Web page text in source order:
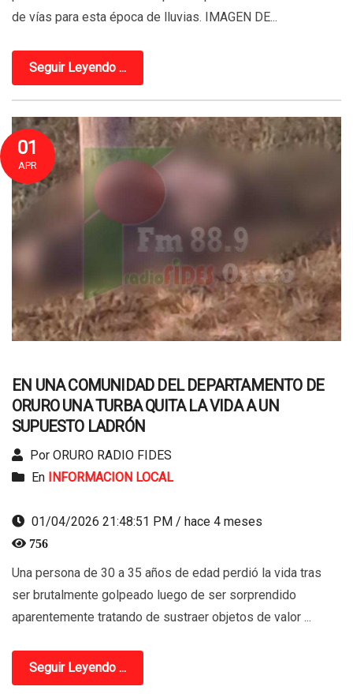
de vías para esta época de lluvias. IMAGEN DE...
Seguir Leyendo ...
01
APR
EN UNA COMUNIDAD DEL DEPARTAMENTO DE
ORURO UNA TURBA QUITA LA VIDA A UN
SUPUESTO LADRÓN
Por ORURO RADIO FIDES
En
INFORMACION LOCAL
01/04/2026 21:48:51 PM / hace 4 meses
756
Una persona de 30 a 35 años de edad perdió la vida tras
ser brutalmente golpeado luego de ser sorprendido
aparentemente tratando de sustraer objetos de valor ...
Seguir Leyendo ...